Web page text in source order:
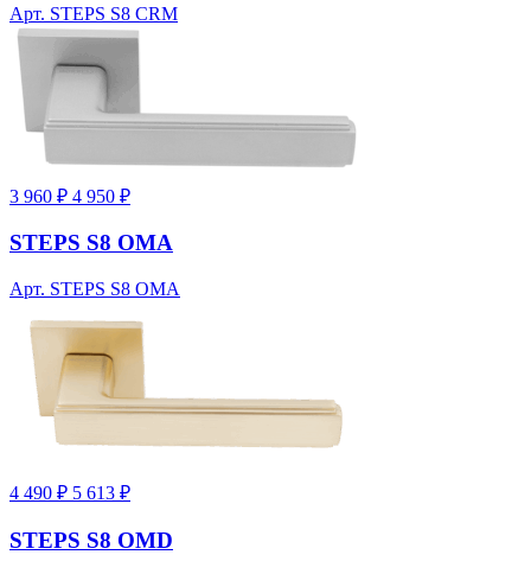
Арт. STEPS S8 CRM
3 960 ₽ 4 950 ₽
STEPS S8 OMA
Арт. STEPS S8 OMA
4 490 ₽ 5 613 ₽
STEPS S8 OMD